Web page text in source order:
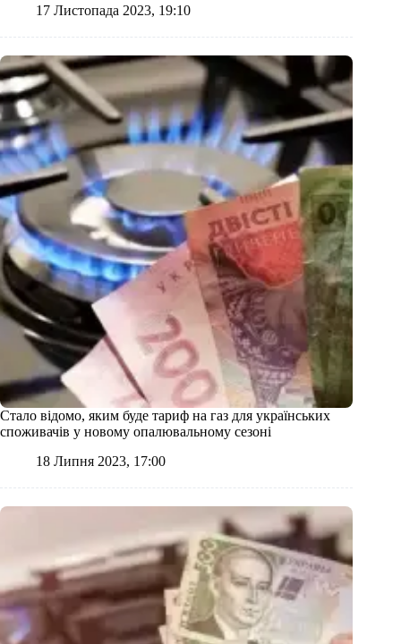
17 Листопада 2023, 19:10
Стало відомо, яким буде тариф на газ для українських
споживачів у новому опалювальному сезоні
18 Липня 2023, 17:00